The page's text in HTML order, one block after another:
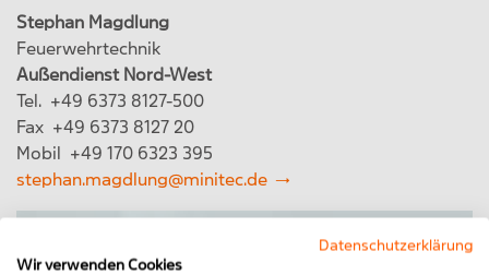
Stephan Magdlung
Feuerwehrtechnik
Außendienst Nord-West
Tel. +49 6373 8127-500
Fax +49 6373 8127 20
Mobil +49 170 6323 395
stephan.magdlung@minitec.de
Datenschutzerklärung
Wir verwenden Cookies